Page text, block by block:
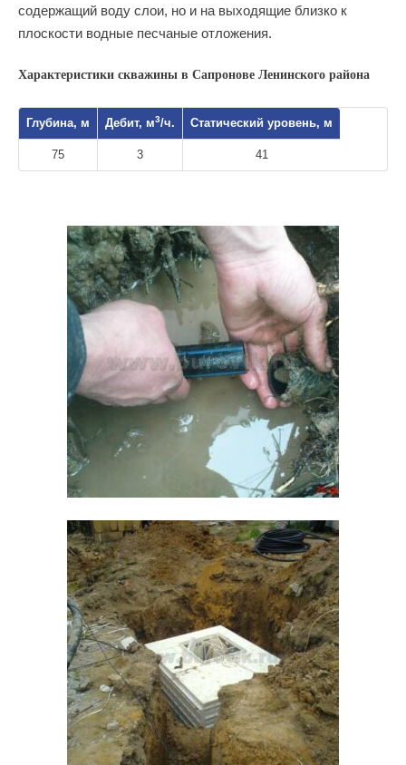
содержащий воду слои, но и на выходящие близко к
плоскости водные песчаные отложения.
Характеристики скважины в Сапронове Ленинского района
Глубина, м Дебит, м3/ч. Статический уровень, м
75 3 41